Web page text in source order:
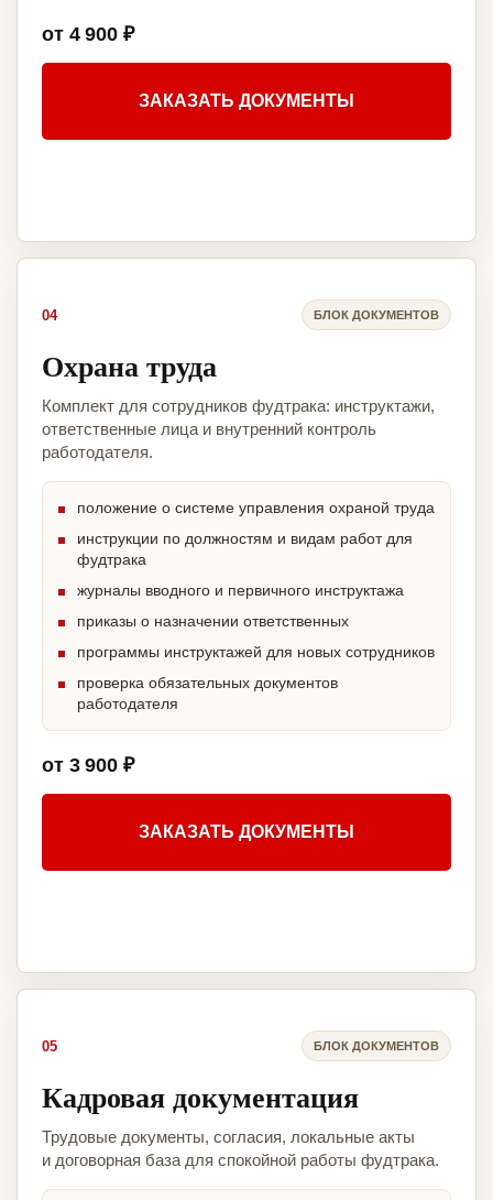
от 4 900 ₽
ЗАКАЗАТЬ ДОКУМЕНТЫ
04 БЛОК ДОКУМЕНТОВ
Охрана труда
Комплект для сотрудников фудтрака: инструктажи,
ответственные лица и внутренний контроль
работодателя.
положение о системе управления охраной труда
инструкции по должностям и видам работ для
фудтрака
журналы вводного и первичного инструктажа
приказы о назначении ответственных
программы инструктажей для новых сотрудников
проверка обязательных документов
работодателя
от 3 900 ₽
ЗАКАЗАТЬ ДОКУМЕНТЫ
05 БЛОК ДОКУМЕНТОВ
Кадровая документация
Трудовые документы, согласия, локальные акты
и договорная база для спокойной работы фудтрака.